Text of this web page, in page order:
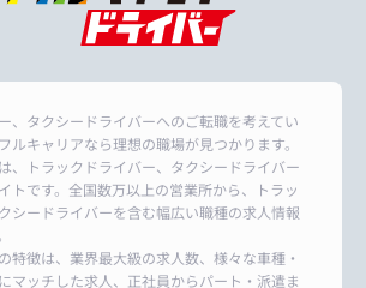
、タクシードライバーへのご転職を考えてい
ルキャリアなら理想の職場が見つかります。
、トラックドライバー、タクシードライバー
トです。全国数万以上の営業所から、トラッ
シードライバーを含む幅広い職種の求人情報
特徴は、業界最大級の求人数、様々な車種・
マッチした求人、正社員からパート・派遣ま